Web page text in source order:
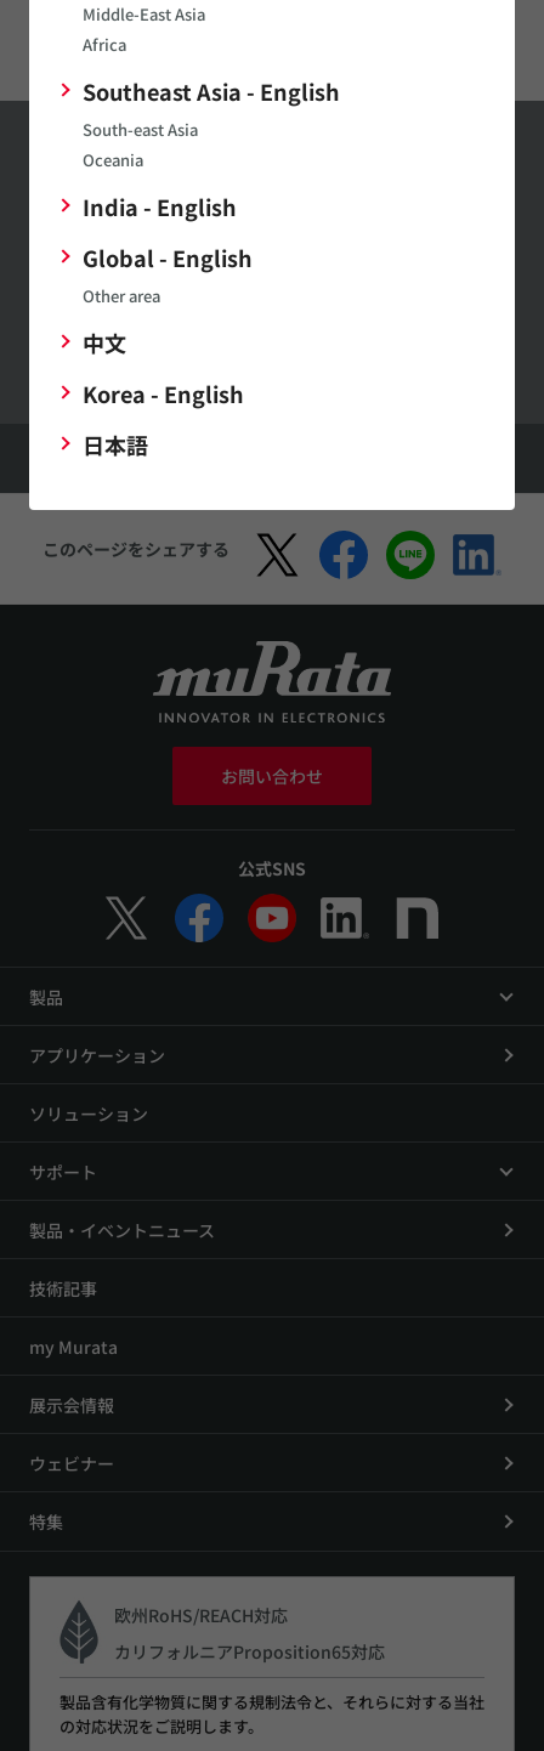
Middle-East Asia
Africa
Southeast Asia - English
South-east Asia
Oceania
India - English
Global - English
Other area
中文
Korea - English
日本語
Digital Panel Meters
お問い合わせ
お問い合わせはこちら
村田製作所ウェブサイトへのご意見・ご要望
HOME サポート
このページをシェアする
お問い合わせ
公式SNS
製品
アプリケーション
ソリューション
サポート
製品・イベントニュース
技術記事
my Murata
展示会情報
ウェビナー
特集
欧州RoHS/REACH対応
カリフォルニアProposition65対応
製品含有化学物質に関する規制法令と、それらに対する当社
の対応状況をご説明します。